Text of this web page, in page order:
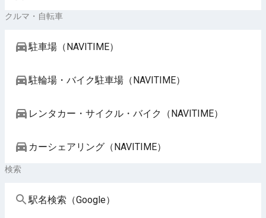
クルマ・自転車
駐車場（NAVITIME）
駐輪場・バイク駐車場（NAVITIME）
レンタカー・サイクル・バイク（NAVITIME）
カーシェアリング（NAVITIME）
検索
駅名検索（Google）